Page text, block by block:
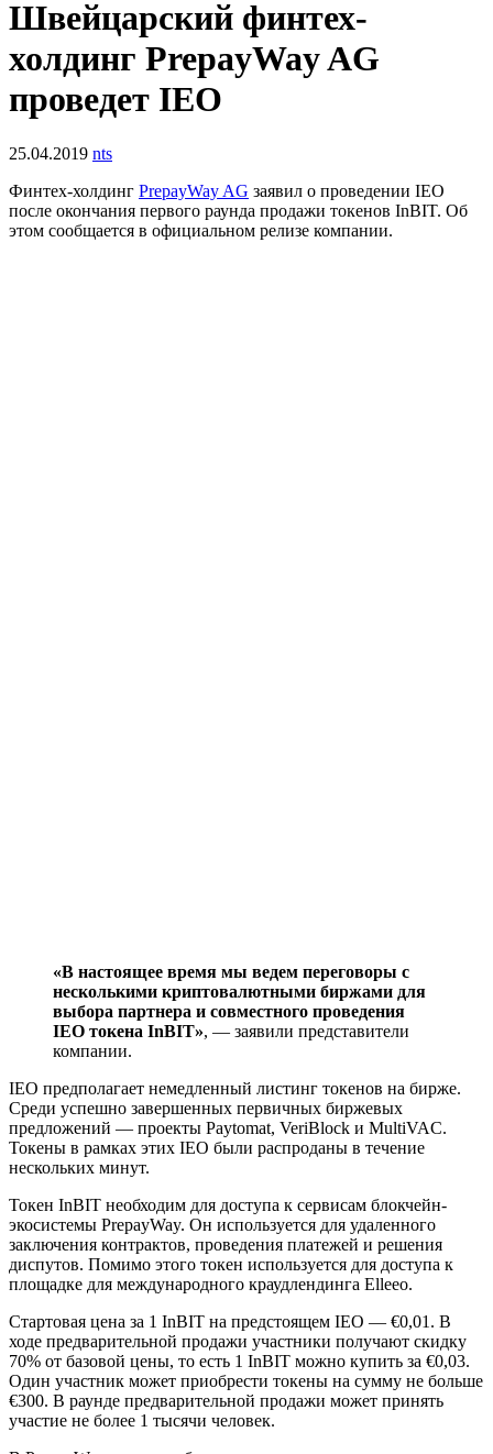
Швейцарский финтех-
холдинг PrepayWay AG
проведет IEO
25.04.2019 nts
Финтех-холдинг PrepayWay AG заявил о проведении IEO
после окончания первого раунда продажи токенов InBIT. Об
этом сообщается в официальном релизе компании.
«В настоящее время мы ведем переговоры с
несколькими криптовалютными биржами для
выбора партнера и совместного проведения
IEO токена InBIT», — заявили представители
компании.
IEO предполагает немедленный листинг токенов на бирже.
Среди успешно завершенных первичных биржевых
предложений — проекты Paytomat, VeriBlock и MultiVAC.
Токены в рамках этих IEO были распроданы в течение
нескольких минут.
Токен InBIT необходим для доступа к сервисам блокчейн-
экосистемы PrepayWay. Он используется для удаленного
заключения контрактов, проведения платежей и решения
диспутов. Помимо этого токен используется для доступа к
площадке для международного краудлендинга Elleeo.
Стартовая цена за 1 InBIT на предстоящем IEO — €0,01. В
ходе предварительной продажи участники получают скидку
70% от базовой цены, то есть 1 InBIT можно купить за €0,03.
Один участник может приобрести токены на сумму не больше
€300. В раунде предварительной продажи может принять
участие не более 1 тысячи человек.